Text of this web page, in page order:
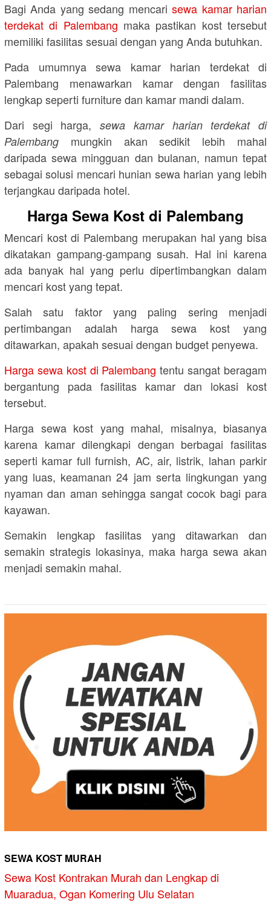
Bagi Anda yang sedang mencarisewa kamar harian
terdekat di Palembang maka pastikan kost tersebut
memiliki fasilitas sesuai dengan yang Anda butuhkan.
Pada umumnya sewa kamar harian terdekat di
Palembang menawarkan kamar dengan fasilitas
lengkap seperti furniture dan kamar mandi dalam.
Dari segi harga,sewa kamar harian terdekat di
Palembang mungkin akan sedikit lebih mahal
daripada sewa mingguan dan bulanan, namun tepat
sebagai solusi mencari hunian sewa harian yang lebih
terjangkau daripada hotel.
Harga Sewa Kost di Palembang
Mencari kost di Palembang merupakan hal yang bisa
dikatakan gampang-gampang susah. Hal ini karena
ada banyak hal yang perlu dipertimbangkan dalam
mencari kost yang tepat.
Salah satu faktor yang paling sering menjadi
pertimbangan adalah harga sewa kost yang
ditawarkan, apakah sesuai dengan budget penyewa.
Harga sewa kost di Palembang tentu sangat beragam
bergantung pada fasilitas kamar dan lokasi kost
tersebut.
Harga sewa kost yang mahal, misalnya, biasanya
karena kamar dilengkapi dengan berbagai fasilitas
seperti kamar full furnish, AC, air, listrik, lahan parkir
yang luas, keamanan 24 jam serta lingkungan yang
nyaman dan aman sehingga sangat cocok bagi para
kayawan.
Semakin lengkap fasilitas yang ditawarkan dan
semakin strategis lokasinya, maka harga sewa akan
menjadi semakin mahal.
SEWA KOST MURAH
Sewa Kost Kontrakan Murah dan Lengkap di
Muaradua, Ogan Komering Ulu Selatan